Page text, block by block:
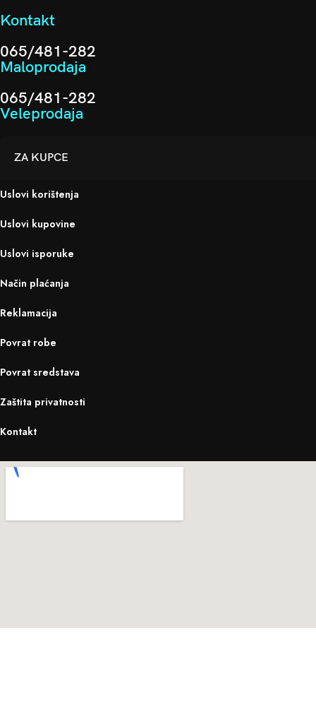
Kontakt
065/481-282
Maloprodaja
065/481-282
Veleprodaja
ZA KUPCE
Uslovi korištenja
Uslovi kupovine
Uslovi isporuke
Način plaćanja
Reklamacija
Povrat robe
Povrat sredstava
Zaštita privatnosti
Kontakt